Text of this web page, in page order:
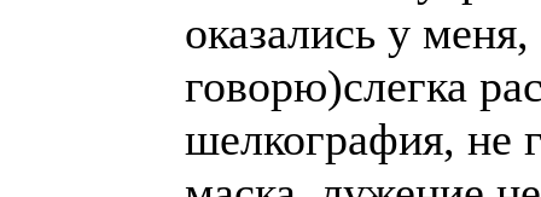
оказались у меня,
говорю)слегка
шелкография, не